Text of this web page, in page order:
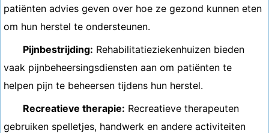
patiënten advies geven over hoe ze gezond kunnen eten
om hun herstel te ondersteunen.
Pijnbestrijding: Rehabilitatieziekenhuizen bieden
vaak pijnbeheersingsdiensten aan om patiënten te
helpen pijn te beheersen tijdens hun herstel.
Recreatieve therapie: Recreatieve therapeuten
gebruiken spelletjes, handwerk en andere activiteiten